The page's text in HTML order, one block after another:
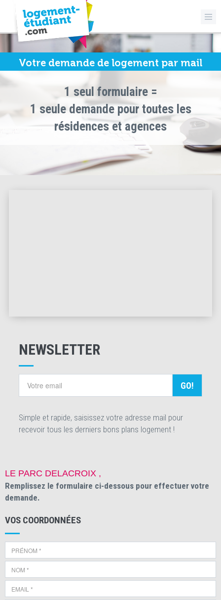
Votre demande de logement par mail
1 seul formulaire =
1 seule demande pour toutes les
résidences et agences
NEWSLETTER
GO!
Simple et rapide, saisissez votre adresse mail pour
recevoir tous les derniers bons plans logement !
LE PARC DELACROIX ,
Remplissez le formulaire ci-dessous pour effectuer votre
demande.
VOS COORDONNÉES